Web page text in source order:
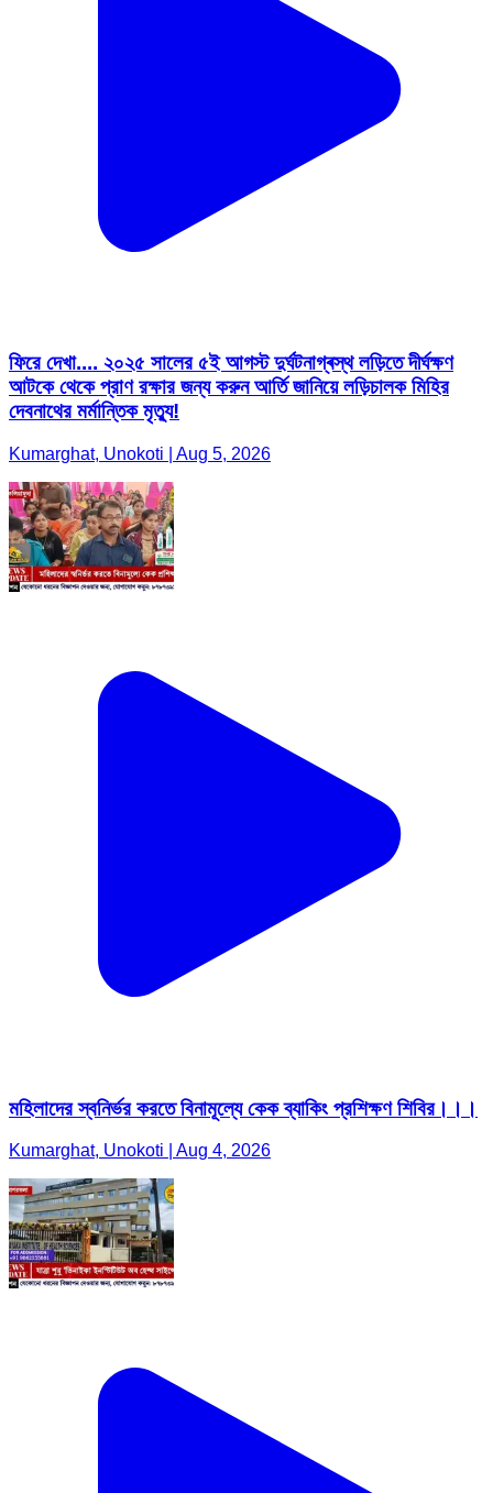
ফিরে দেখা.... ২০২৫ সালের ৫ই আগস্ট দুর্ঘটনাগ্ৰস্থ লড়িতে দীর্ঘক্ষণ
আটকে থেকে প্রাণ রক্ষার জন্য করুন আর্তি জানিয়ে লড়িচালক মিহির
দেবনাথের মর্মান্তিক মৃত্যু!
Kumarghat, Unokoti | Aug 5, 2026
মহিলাদের স্বনির্ভর করতে বিনামূল্যে কেক ব্যাকিং প্রশিক্ষণ শিবির।।।
Kumarghat, Unokoti | Aug 4, 2026